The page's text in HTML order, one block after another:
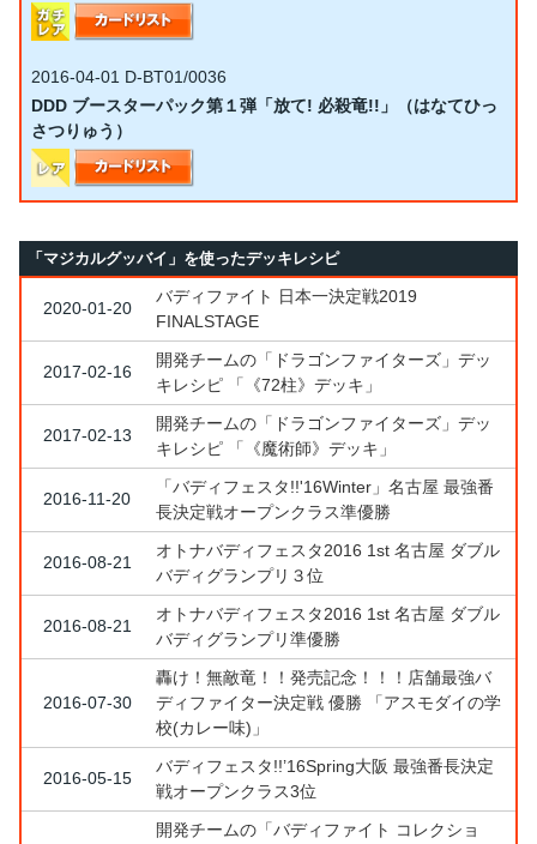
2016-04-01 D-BT01/0036
DDD ブースターパック第１弾「放て! 必殺竜!!」（はなてひっ
さつりゅう）
「マジカルグッバイ」を使ったデッキレシピ
2020-01-20
バディファイト 日本一決定戦2019
FINALSTAGE
2017-02-16
開発チームの「ドラゴンファイターズ」デッ
キレシピ 「《72柱》デッキ」
2017-02-13
開発チームの「ドラゴンファイターズ」デッ
キレシピ 「《魔術師》デッキ」
2016-11-20
「バディフェスタ!!'16Winter」名古屋 最強番
長決定戦オープンクラス準優勝
2016-08-21
オトナバディフェスタ2016 1st 名古屋 ダブル
バディグランプリ３位
2016-08-21
オトナバディフェスタ2016 1st 名古屋 ダブル
バディグランプリ準優勝
2016-07-30
轟け！無敵竜！！発売記念！！！店舗最強バ
ディファイター決定戦 優勝 「アスモダイの学
校(カレー味)」
2016-05-15
バディフェスタ!!’16Spring大阪 最強番長決定
戦オープンクラス3位
開発チームの「バディファイト コレクショ